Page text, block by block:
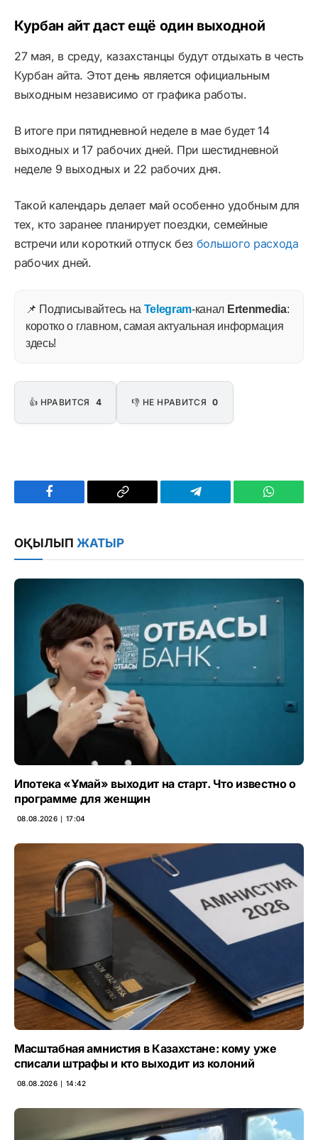
Курбан айт даст ещё один выходной
27 мая, в среду, казахстанцы будут отдыхать в честь
Курбан айта. Этот день является официальным
выходным независимо от графика работы.
В итоге при пятидневной неделе в мае будет 14
выходных и 17 рабочих дней. При шестидневной
неделе 9 выходных и 22 рабочих дня.
Такой календарь делает май особенно удобным для
тех, кто заранее планирует поездки, семейные
встречи или короткий отпуск без большого расхода
рабочих дней.
📌 Подписывайтесь на Telegram-канал Ertenmedia:
коротко о главном, самая актуальная информация
здесь!
👍 НРАВИТСЯ 4 👎 НЕ НРАВИТСЯ 0
Facebook
Copy
Telegram
ОҚЫЛЫП ЖАТЫР
Ипотека «Ұмай» выходит на старт. Что известно о
программе для женщин
08.08.2026 ∣ 17:04
Масштабная амнистия в Казахстане: кому уже
списали штрафы и кто выходит из колоний
08.08.2026 ∣ 14:42